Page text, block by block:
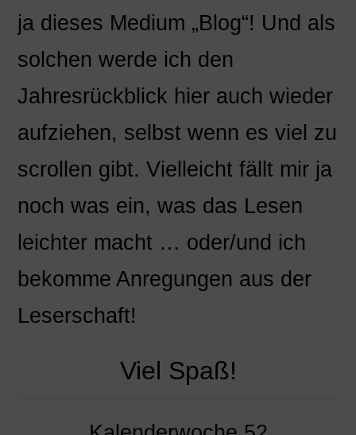
ja dieses Medium „Blog“! Und als
solchen werde ich den
Jahresrückblick hier auch wieder
aufziehen, selbst wenn es viel zu
scrollen gibt. Vielleicht fällt mir ja
noch was ein, was das Lesen
leichter macht … oder/und ich
bekomme Anregungen aus der
Leserschaft!
Viel Spaß!